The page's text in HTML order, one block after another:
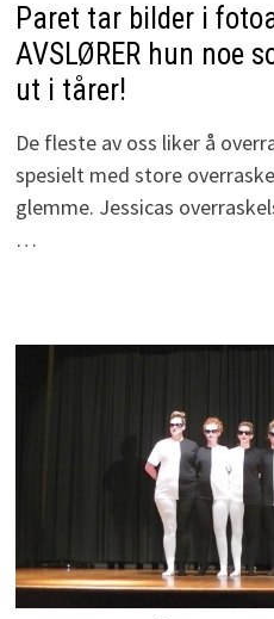
Paret tar bilder i
AVSLØRER hun noe
ut i tårer!
De fleste av oss liker å
spesielt med store
glemme. Jessicas
…